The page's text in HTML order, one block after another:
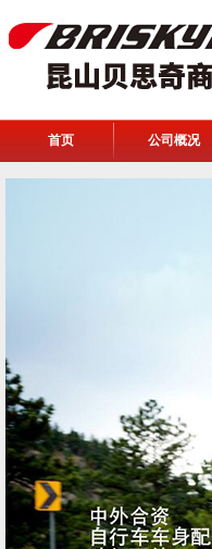
首页 公司概况